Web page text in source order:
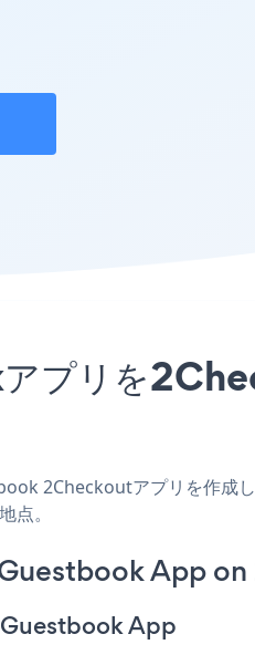
プリを
2Checkoutアプリを作成
点。
App
App